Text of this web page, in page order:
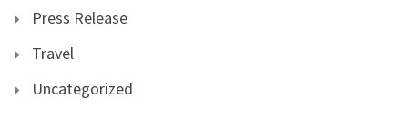
Press Release
Travel
Uncategorized